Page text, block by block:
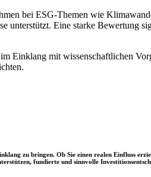
bei ESG-Themen wie
unterstützt. Eine starke Bewertung
Einklang mit wissenschaftlichen
zu bringen. Ob Sie einen realen Einfluss
fundierte und sinnvolle